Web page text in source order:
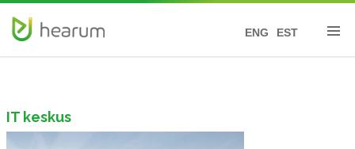
EST
ENG
IT keskus